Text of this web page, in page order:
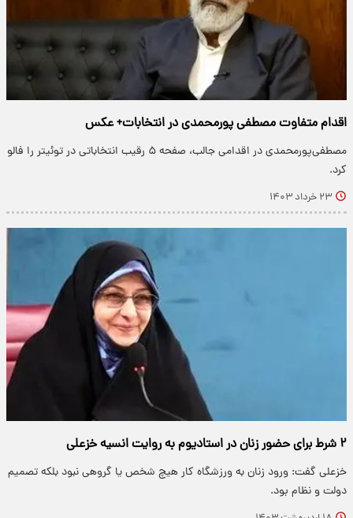
اقدام متفاوت مصطفی پورمحمدی در انتخابات+ عکس
مصطفی‌پورمحمدی در اقدامی جالب، صفحه ۵ رقیب انتخاباتی در توئیتر را فالو
کرد.
۲۳ خرداد ۱۴۰۳
۲ شرط برای حضور زنان در استادیوم به روایت انسیه خزعلی
خزعلی گفت: ورود زنان به ورزشگاه کار هیچ شخص یا گروهی نبود بلکه تصمیم
دولت و نظام بود.